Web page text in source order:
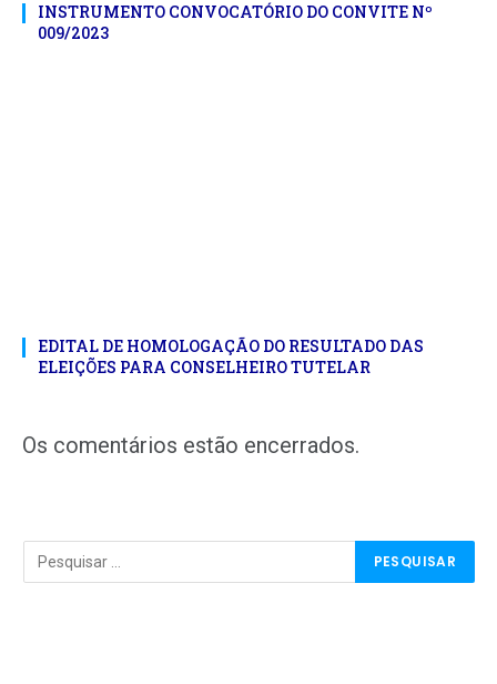
INSTRUMENTO CONVOCATÓRIO DO CONVITE Nº
009/2023
EDITAL DE HOMOLOGAÇÃO DO RESULTADO DAS
ELEIÇÕES PARA CONSELHEIRO TUTELAR
Os comentários estão encerrados.